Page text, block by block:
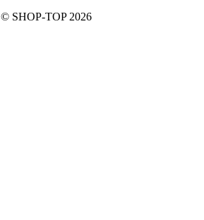
© SHOP-TOP 2026